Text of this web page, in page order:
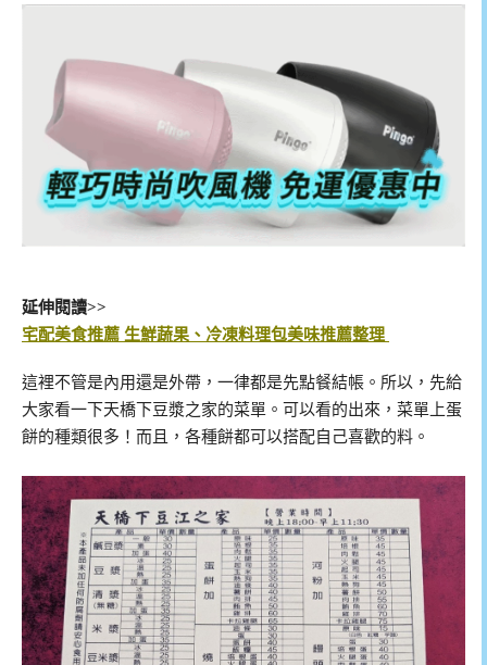
延伸閱讀>>
宅配美食推薦 生鮮蔬果、冷凍料理包美味推薦整理
這裡不管是內用還是外帶，一律都是先點餐結帳。所以，先給
大家看一下天橋下豆漿之家的菜單。可以看的出來，菜單上蛋
餅的種類很多！而且，各種餅都可以搭配自己喜歡的料。